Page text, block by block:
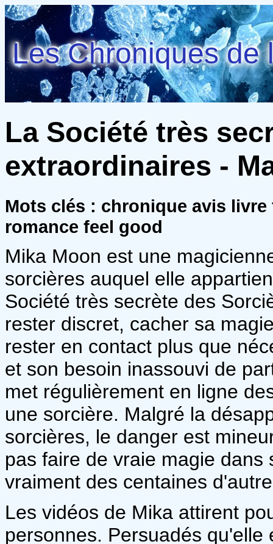
Les Chroniques de
La Société très
extraordinaires -
Mots clés : chronique avis
romance feel good
Mika Moon est une
sorcières auquel elle
Société très secrète des
rester discret, cacher sa
rester en contact plus que
et son besoin inassouvi de
met régulièrement en ligne
une sorcière. Malgré la
sorcières, le danger est
pas faire de vraie magie
vraiment des centaines
Les vidéos de Mika attirent
personnes. Persuadés